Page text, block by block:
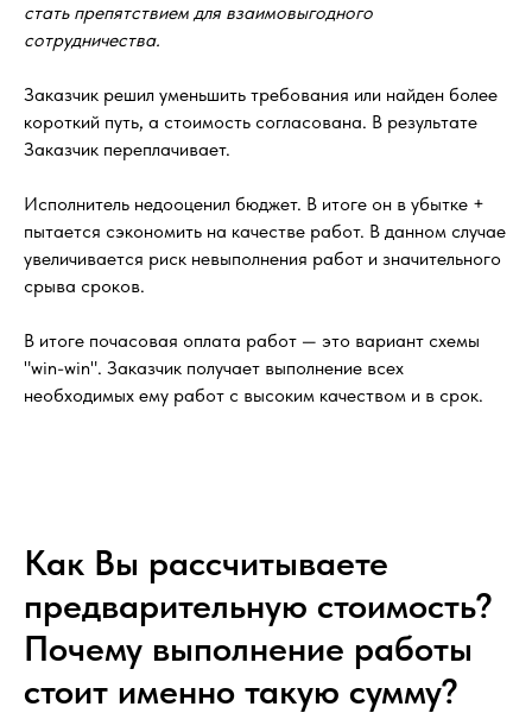
стать препятствием для взаимовыгодного
сотрудничества.
Заказчик решил уменьшить требования или найден более
короткий путь, а стоимость согласована. В результате
Заказчик переплачивает.
Исполнитель недооценил бюджет. В итоге он в убытке +
пытается сэкономить на качестве работ. В данном случае
увеличивается риск невыполнения работ и значительного
срыва сроков.
В итоге почасовая оплата работ — это вариант схемы
"win-win". Заказчик получает выполнение всех
необходимых ему работ с высоким качеством и в срок.
Как Вы рассчитываете
предварительную стоимость?
Почему выполнение работы
стоит именно такую сумму?